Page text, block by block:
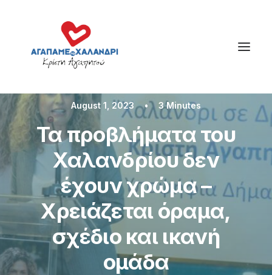
August 1, 2023 • 3 Minutes
Τα προβλήματα του
Χαλανδρίου δεν
έχουν χρώμα –
Χρειάζεται όραμα,
σχέδιο και ικανή
ομάδα